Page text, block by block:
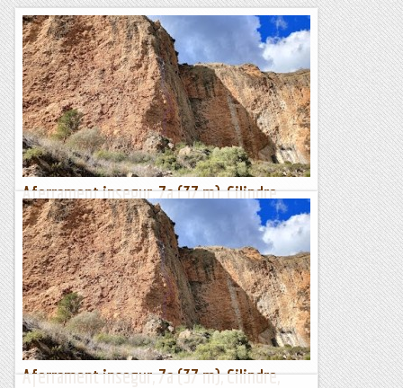
Aferrament insegur, 7a (37 m), Cilindre,
Sant Llorenç de Montgai
Vic ens obre una nova via de caràcter "esportiu" al Cilindre.
La trobareu entre la "Desilusió" i la "Arsenalato de
Titaponio". Està ben protegida, però la roca...
Lo gall
Aferrament insegur, 7a (37 m), Cilindre,